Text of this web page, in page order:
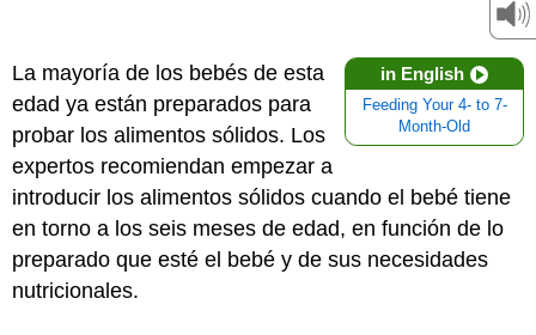
in English
Feeding Your 4- to 7-
Month-Old
La mayoría de los bebés de esta
edad ya están preparados para
probar los alimentos sólidos. Los
expertos recomiendan empezar a
introducir los alimentos sólidos cuando el bebé tiene
en torno a los seis meses de edad, en función de lo
preparado que esté el bebé y de sus necesidades
nutricionales.